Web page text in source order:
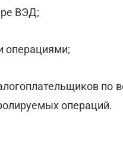
ВЭД;
операциями;
по
операций.